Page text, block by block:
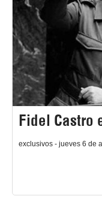
Fidel Castro
exclusivos - jueves 6 de